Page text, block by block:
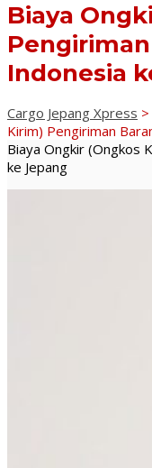
Biaya
Indonesia
Cargo Jepang Xpress >
Kirim) Pengiriman
Biaya Ongkir (Ongkos
ke Jepang